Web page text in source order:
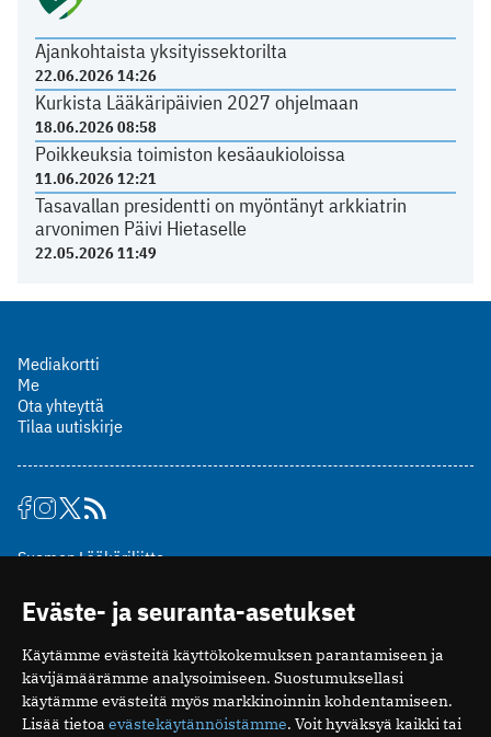
Ajankohtaista yksityissektorilta
22.06.2026 14:26
Kurkista Lääkäripäivien 2027 ohjelmaan
18.06.2026 08:58
Poikkeuksia toimiston kesäaukioloissa
11.06.2026 12:21
Tasavallan presidentti on myöntänyt arkkiatrin
arvonimen Päivi Hietaselle
22.05.2026 11:49
Mediakortti
Me
Ota yhteyttä
Tilaa uutiskirje
Suomen Lääkäriliitto
00510 Helsinki
puh. (09) 393 091
toimitus@potilaanlaakarilehti.fi
ISSN 2323-9476
Eväste- ja seuranta-asetukset
Käytämme evästeitä käyttökokemuksen parantamiseen ja
kävijämäärämme analysoimiseen. Suostumuksellasi
käytämme evästeitä myös markkinoinnin kohdentamiseen.
Lisää tietoa evästekäytännöistämme. Voit hyväksyä kaikki tai